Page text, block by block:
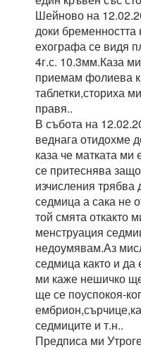
Шейново на
доки бременността
ехографа се видя
4г.с. 10.3мм.Каза
приемам фолиева
таблетки,сториха
правя..
В събота на
веднага отидохме
каза че матката ми
се притеснява
изчисления
седмица а сака не
той смята откакто
менструация
недоумявам.Аз
седмица както и
ми каже нешичко
ще се поуспокоя-
седмиците и т.н..
Предписа ми